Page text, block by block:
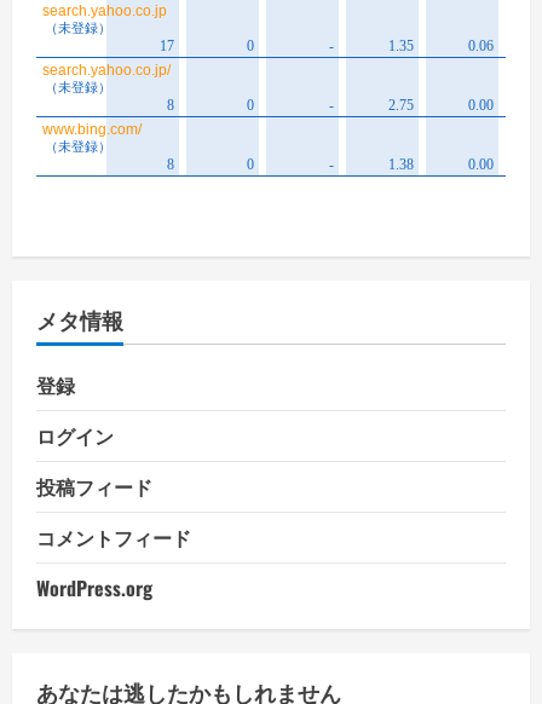
メタ情報
登録
ログイン
投稿フィード
コメントフィード
WordPress.org
あなたは逃したかもしれません